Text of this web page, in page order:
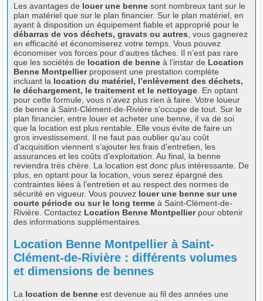
Les avantages de louer une benne sont nombreux tant sur le
plan matériel que sur le plan financier. Sur le plan matériel, en
ayant à disposition un équipement fiable et approprié pour le
débarras de vos déchets, gravats ou autres , vous gagnerez
en efficacité et économiserez votre temps. Vous pouvez
économiser vos forces pour d’autres tâches. Il n’est pas rare
que les sociétés de location de benne à l’instar de Location
Benne Montpellierproposent une prestation complète
incluant la location du matériel, l’enlèvement des déchets,
le déchargement, le traitement et le nettoyage . En optant
pour cette formule, vous n’avez plus rien à faire. Votre loueur
de benne à Saint-Clément-de-Rivière s’occupe de tout. Sur le
plan financier, entre louer et acheter une benne, il va de soi
que la location est plus rentable. Elle vous évite de faire un
gros investissement. Il ne faut pas oublier qu’au coût
d’acquisition viennent s’ajouter les frais d’entretien, les
assurances et les coûts d’exploitation. Au final, la benne
reviendra très chère. La location est donc plus intéressante. De
plus, en optant pour la location, vous serez épargné des
contraintes liées à l’entretien et au respect des normes de
sécurité en vigueur. Vous pouvez louer une benne sur une
courte période ou sur le long terme à Saint-Clément-de-
Rivière. Contactez Location Benne Montpellierpour obtenir
des informations supplémentaires.
Location Benne Montpellier à Saint-
Clément-de-Rivière : différents volumes
et dimensions de bennes
La location de benne est devenue au fil des années une